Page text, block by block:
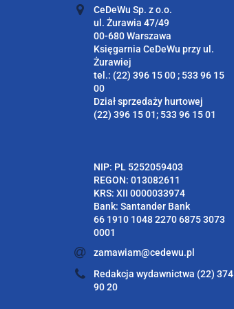
CeDeWu Sp. z o.o.
ul. Żurawia 47/49
00-680 Warszawa
Księgarnia CeDeWu przy ul.
Żurawiej
tel.: (22) 396 15 00 ; 533 96 15
00
Dział sprzedaży hurtowej
(22) 396 15 01; 533 96 15 01
NIP: PL 5252059403
REGON: 013082611
KRS: XII 0000033974
Bank: Santander Bank
66 1910 1048 2270 6875 3073
0001
zamawiam@cedewu.pl
Redakcja wydawnictwa (22) 374
90 20